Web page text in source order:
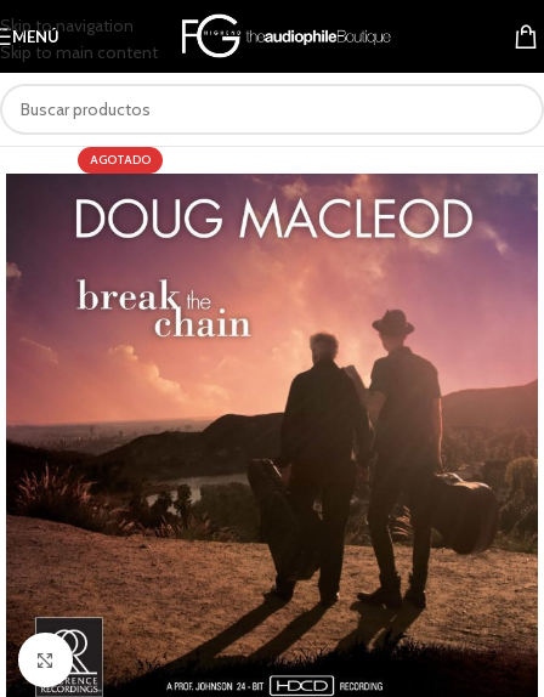
Skip to navigation
Skip to main content
MENÚ
AGOTADO
Clic para ampliar